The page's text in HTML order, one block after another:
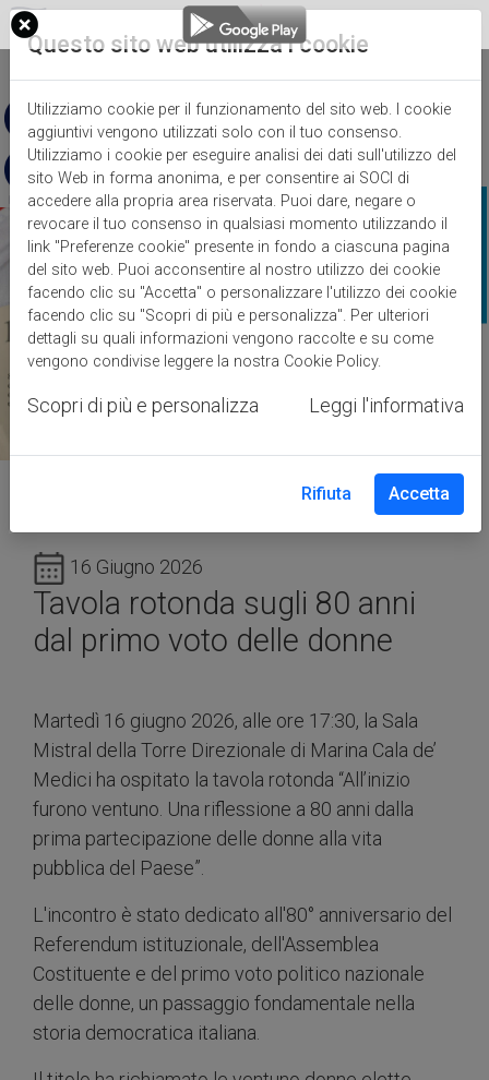
EN
16 Giugno 2026
Tavola rotonda sugli 80 anni
dal primo voto delle donne
Martedì 16 giugno 2026, alle ore 17:30, la Sala
Mistral della Torre Direzionale di Marina Cala de’
Medici ha ospitato la tavola rotonda “All’inizio
furono ventuno. Una riflessione a 80 anni dalla
prima partecipazione delle donne alla vita
pubblica del Paese”.
L'incontro è stato dedicato all'80° anniversario del
Referendum istituzionale, dell'Assemblea
Costituente e del primo voto politico nazionale
delle donne, un passaggio fondamentale nella
storia democratica italiana.
Questo sito web utilizza i cookie
Utilizziamo cookie per il funzionamento del sito web. I cookie
aggiuntivi vengono utilizzati solo con il tuo consenso.
Utilizziamo i cookie per eseguire analisi dei dati sull'utilizzo del
sito Web in forma anonima, e per consentire ai SOCI di
accedere alla propria area riservata. Puoi dare, negare o
revocare il tuo consenso in qualsiasi momento utilizzando il
link "Preferenze cookie" presente in fondo a ciascuna pagina
del sito web. Puoi acconsentire al nostro utilizzo dei cookie
facendo clic su "Accetta" o personalizzare l'utilizzo dei cookie
facendo clic su "Scopri di più e personalizza". Per ulteriori
dettagli su quali informazioni vengono raccolte e su come
vengono condivise leggere la nostra Cookie Policy.
Scopri di più e personalizza Leggi l'informativa
Rifiuta Accetta